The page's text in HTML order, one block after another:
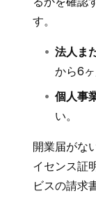
す。
法人ま
から6
個人事
い。
開業届がな
イセンス証
ビスの請求